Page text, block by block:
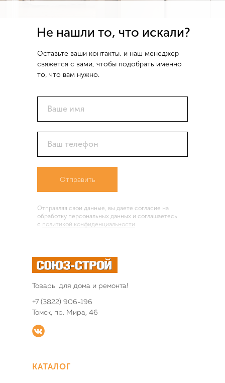
Ваше имя
Ваш телефон
Отправить
Не нашли то, что искали?
Оставьте ваши контакты, и наш менеджер
свяжется с вами, чтобы подобрать именно
то, что вам нужно.
Отправляя свои данные, вы даете согласие на
обработку персональных данных и соглашаетесь
c политикой конфиденциальности
КАТАЛОГ
Товары для дома и ремонта!
+7 (3822) 906-196
Томск, пр. Мира, 46